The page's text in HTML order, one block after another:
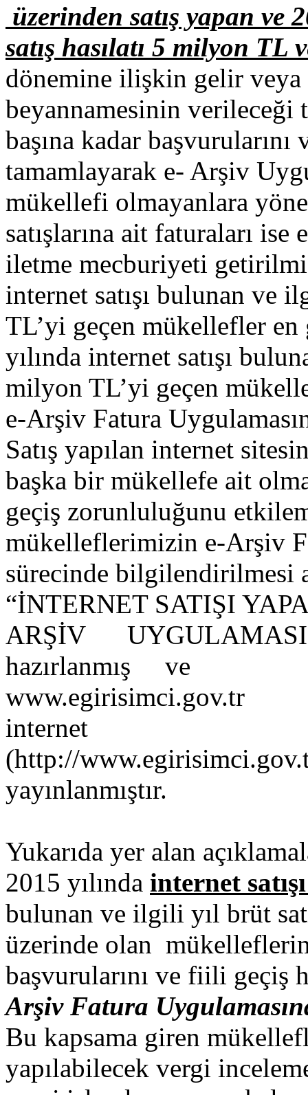
üzerinden satış yapan ve
satış hasılatı 5 milyon TL
dönemine ilişkin gelir
beyannamesinin verileceği
başına kadar
tamamlayarak e- Arşiv
mükellefi olmayanlara
satışlarına ait faturaları ise
iletme mecburiyeti
internet satışı bulunan ve
TL’yi geçen mükellefler
yılında internet satışı
milyon TL’yi geçen
e-Arşiv Fatura
Satış yapılan internet
başka bir mükellefe ait
geçiş zorunluluğunu
mükelleflerimizin e-Arşiv
sürecinde bilgilendirilmesi
“İNTERNET SATIŞI
ARŞİV
hazırlanmış ve
www.egirisimci.gov.tr
internet
(http://
yayınlanmıştır.
Yukarıda yer alan
2015 yılında internet
bulunan ve ilgili yıl brüt
üzerinde olan
başvurularını ve fiili geçiş
Arşiv Fatura
Bu kapsama giren
yapılabilecek vergi